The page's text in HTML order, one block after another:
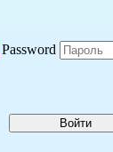
Password
Войти